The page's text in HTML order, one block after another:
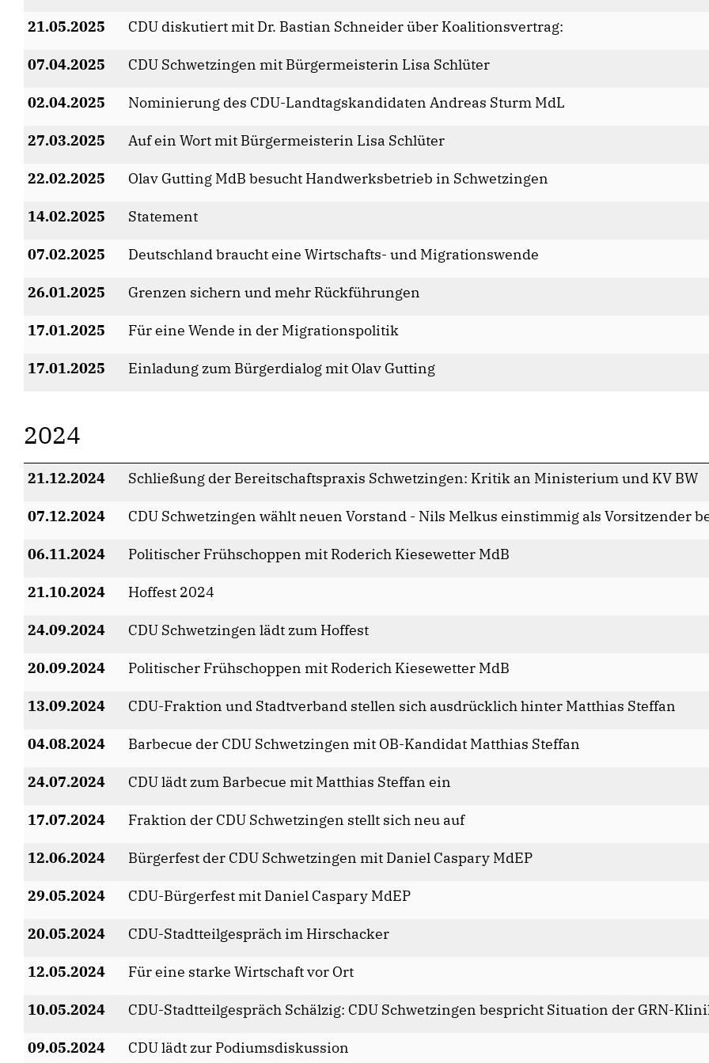
21.05.2025 CDU diskutiert mit Dr. Bastian Schneider über Koalitionsvertrag:
07.04.2025 CDU Schwetzingen mit Bürgermeisterin Lisa Schlüter
02.04.2025 Nominierung des CDU-Landtagskandidaten Andreas Sturm MdL
27.03.2025 Auf ein Wort mit Bürgermeisterin Lisa Schlüter
22.02.2025 Olav Gutting MdB besucht Handwerksbetrieb in Schwetzingen
14.02.2025 Statement
07.02.2025 Deutschland braucht eine Wirtschafts- und Migrationswende
26.01.2025 Grenzen sichern und mehr Rückführungen
17.01.2025 Für eine Wende in der Migrationspolitik
17.01.2025 Einladung zum Bürgerdialog mit Olav Gutting
2024
21.12.2024 Schließung der Bereitschaftspraxis Schwetzingen: Kritik an Ministerium und KV BW
07.12.2024 CDU Schwetzingen wählt neuen Vorstand - Nils Melkus einstimmig als Vorsitzender
06.11.2024 Politischer Frühschoppen mit Roderich Kiesewetter MdB
21.10.2024 Hoffest 2024
24.09.2024 CDU Schwetzingen lädt zum Hoffest
20.09.2024 Politischer Frühschoppen mit Roderich Kiesewetter MdB
13.09.2024 CDU-Fraktion und Stadtverband stellen sich ausdrücklich hinter Matthias Steffan
04.08.2024 Barbecue der CDU Schwetzingen mit OB-Kandidat Matthias Steffan
24.07.2024 CDU lädt zum Barbecue mit Matthias Steffan ein
17.07.2024 Fraktion der CDU Schwetzingen stellt sich neu auf
12.06.2024 Bürgerfest der CDU Schwetzingen mit Daniel Caspary MdEP
29.05.2024 CDU-Bürgerfest mit Daniel Caspary MdEP
20.05.2024 CDU-Stadtteilgespräch im Hirschacker
12.05.2024 Für eine starke Wirtschaft vor Ort
10.05.2024 CDU-Stadtteilgespräch Schälzig: CDU Schwetzingen bespricht Situation der GRN-
09.05.2024 CDU lädt zur Podiumsdiskussion